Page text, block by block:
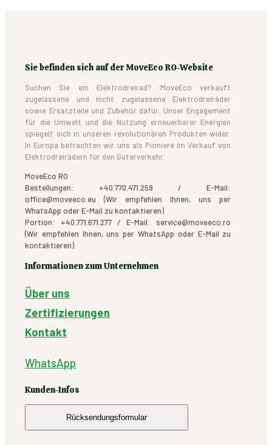
Sie befinden sich auf der MoveEco RO-Website
Suchen Sie ein Elektrodreirad? MoveEco verkauft
zugelassene und nicht zugelassene Elektrodreiräder
sowie Ersatzteile und Zubehör dafür. Unser Engagement
für die Umwelt und die Nutzung erneuerbarer Energien
spiegelt sich in unseren revolutionären Produkten wider.
In Europa betrachten wir uns als Pioniere im Verkauf von
Elektrodreirädern für den Güterverkehr.
MoveEco RO
Bestellungen: +40.770.471.259 / E-Mail:
office@moveeco.eu (Wir empfehlen Ihnen, uns per
WhatsApp oder E-Mail zu kontaktieren).
Portion: +40.771.671.277 / E-Mail: service@moveeco.ro
(Wir empfehlen Ihnen, uns per WhatsApp oder E-Mail zu
kontaktieren).
Informationen zum Unternehmen
Über uns
Zertifizierungen
Kontakt
WhatsApp
Kunden-Infos
Rücksendungsformular